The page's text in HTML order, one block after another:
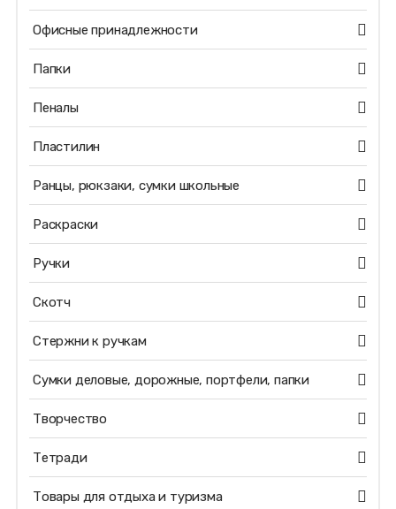
Офисные принадлежности
Папки
Пеналы
Пластилин
Ранцы, рюкзаки, сумки школьные
Раскраски
Ручки
Скотч
Стержни к ручкам
Сумки деловые, дорожные, портфели, папки
Творчество
Тетради
Товары для отдыха и туризма